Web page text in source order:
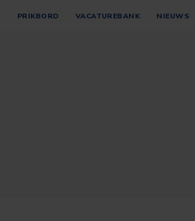
PRIKBORD VACATUREBANK NIEUWS